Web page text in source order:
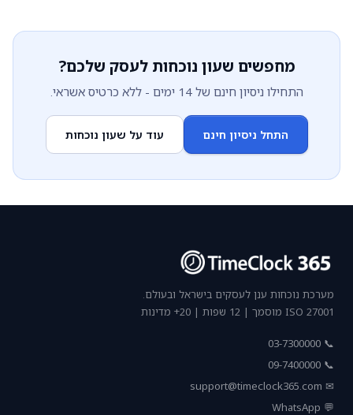
מחפשים שעון נוכחות לעסק שלכם?
התחילו ניסיון חינם של 14 ימים - ללא כרטיס אשראי.
התחל ניסיון חינם עוד על שעון נוכחות
מערכת נוכחות ענן לעסקים בישראל ובעולם.
ISO 27001 מוסמך | 12 שפות | 20+ מדינות
📞 03-7300000
📞 09-7400000
✉
support@timeclock365.com
💬 WhatsApp